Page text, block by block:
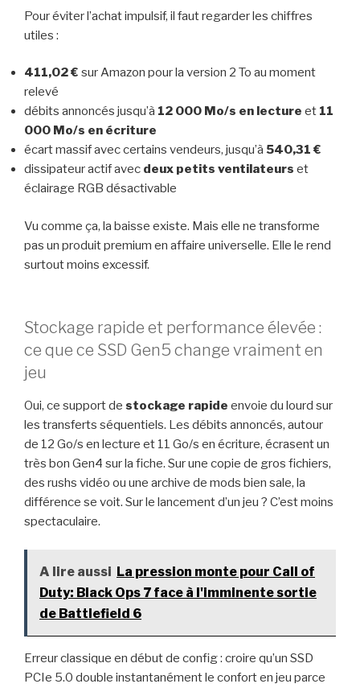
Pour éviter l’achat impulsif, il faut regarder les chiffres
utiles :
411,02 € sur Amazon pour la version 2 To au moment
relevé
débits annoncés jusqu’à 12 000 Mo/s en lecture et 11
000 Mo/s en écriture
écart massif avec certains vendeurs, jusqu’à 540,31 €
dissipateur actif avec deux petits ventilateurs et
éclairage RGB désactivable
Vu comme ça, la baisse existe. Mais elle ne transforme
pas un produit premium en affaire universelle. Elle le rend
surtout moins excessif.
Stockage rapide et performance élevée :
ce que ce SSD Gen5 change vraiment en
jeu
Oui, ce support de stockage rapide envoie du lourd sur
les transferts séquentiels. Les débits annoncés, autour
de 12 Go/s en lecture et 11 Go/s en écriture, écrasent un
très bon Gen4 sur la fiche. Sur une copie de gros fichiers,
des rushs vidéo ou une archive de mods bien sale, la
différence se voit. Sur le lancement d’un jeu ? C’est moins
spectaculaire.
A lire aussi La pression monte pour Call of
Duty: Black Ops 7 face à l'imminente sortie
de Battlefield 6
Erreur classique en début de config : croire qu’un SSD
PCIe 5.0 double instantanément le confort en jeu parce